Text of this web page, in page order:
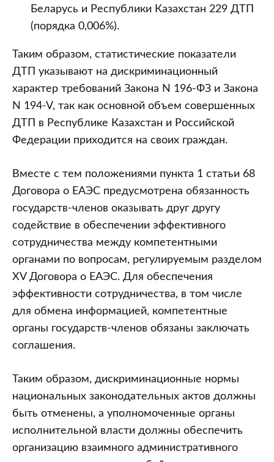
Беларусь и Республики Казахстан 229 ДТП
(порядка 0,006%).
Таким образом, статистические показатели
ДТП указывают на дискриминационный
характер требований Закона N 196-ФЗ и Закона
N 194-V, так как основной объем совершенных
ДТП в Республике Казахстан и Российской
Федерации приходится на своих граждан.
Вместе с тем положениями пункта 1 статьи 68
Договора о ЕАЭС предусмотрена обязанность
государств-членов оказывать друг другу
содействие в обеспечении эффективного
сотрудничества между компетентными
органами по вопросам, регулируемым разделом
XV Договора о ЕАЭС. Для обеспечения
эффективности сотрудничества, в том числе
для обмена информацией, компетентные
органы государств-членов обязаны заключать
соглашения.
Таким образом, дискриминационные нормы
национальных законодательных актов должны
быть отменены, а уполномоченные органы
исполнительной власти должны обеспечить
организацию взаимного административного